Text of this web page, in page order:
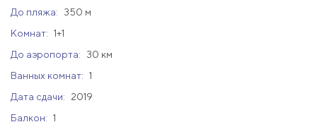
До пляжа:
350 м
Комнат: 1+1
До аэропорта:
30 км
Ванных комнат: 1
Дата сдачи:
2019
Балкон: 1